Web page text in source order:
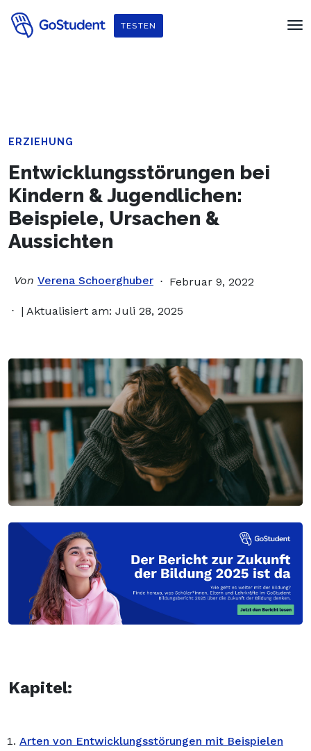
Verbessere dein Englisch und hol dir
Penguin Readers
TESTEN
ERZIEHUNG
Entwicklungsstörungen bei
Kindern & Jugendlichen:
Beispiele, Ursachen &
Aussichten
Von Verena Schoerghuber Februar 9, 2022
| Aktualisiert am: Juli 28, 2025
Kapitel:
Arten von Entwicklungsstörungen mit Beispielen